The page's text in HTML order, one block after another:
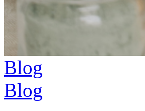
Blog
Blog